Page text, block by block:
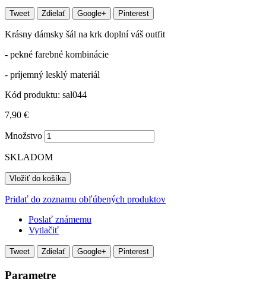
Tweet Zdielať Google+ Pinterest
Krásny dámsky šál na krk doplní váš outfit
- pekné farebné kombinácie
- príjemný lesklý materiál
Kód produktu: sal044
7,90 €
Množstvo
SKLADOM
Vložiť do košíka
Pridať do zoznamu obľúbených produktov
Poslať známemu
Vytlačiť
Tweet Zdielať Google+ Pinterest
Parametre